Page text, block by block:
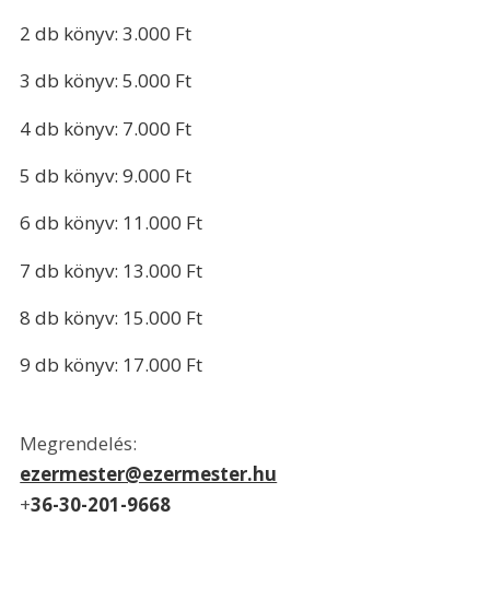
2 db könyv: 3.000 Ft
3 db könyv: 5.000 Ft
4 db könyv: 7.000 Ft
5 db könyv: 9.000 Ft
6 db könyv: 11.000 Ft
7 db könyv: 13.000 Ft
8 db könyv: 15.000 Ft
9 db könyv: 17.000 Ft
Megrendelés:
ezermester@ezermester.hu
+36-30-201-9668